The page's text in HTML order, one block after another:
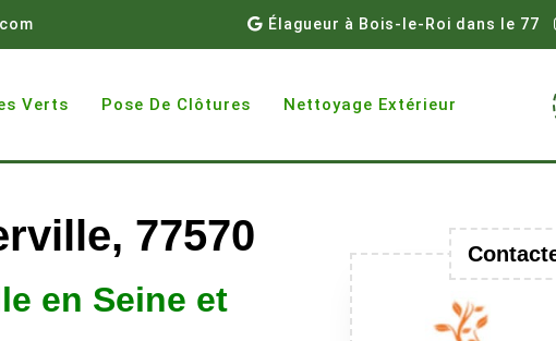
Élagueur à Bois-le-Roi dans le 77
Verts Pose De Clôtures Nettoyage Extérieur
77570
en Seine et